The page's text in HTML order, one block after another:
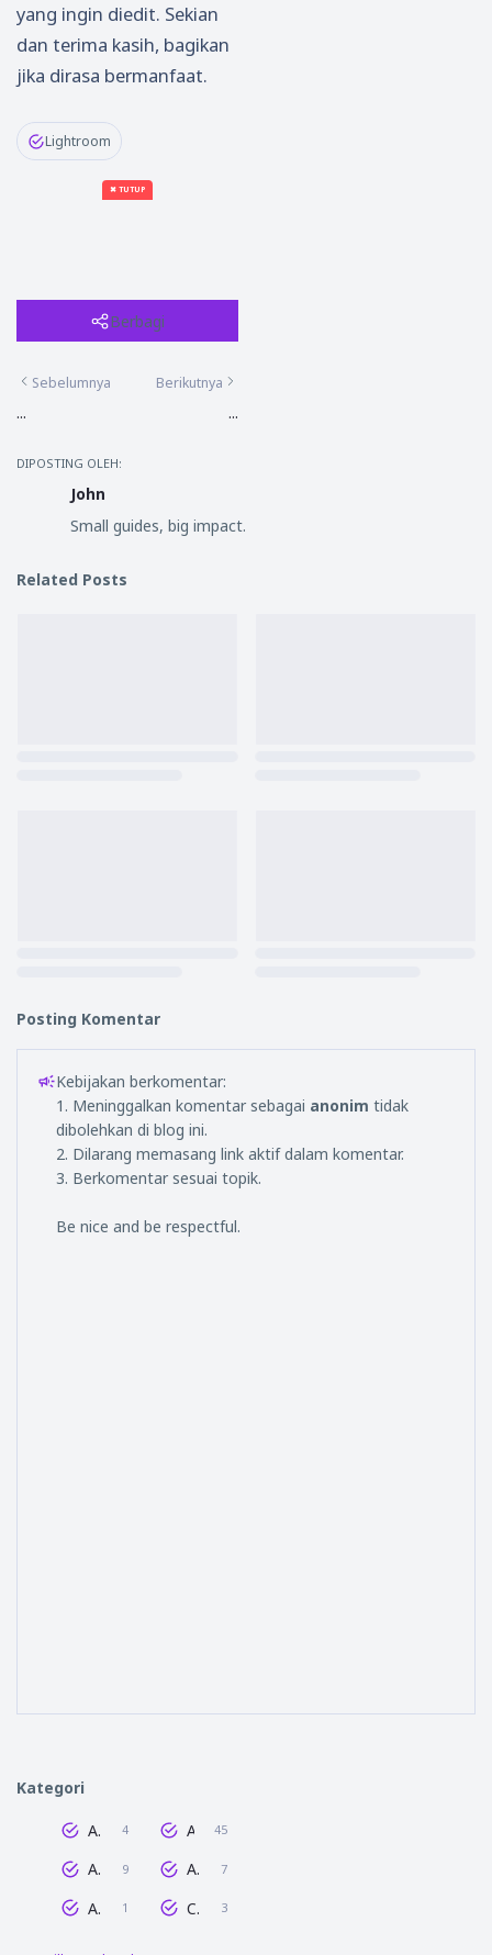
yang ingin diedit. Sekian
dan terima kasih, bagikan
jika dirasa bermanfaat.
Lightroom
✖ TUTUP
Berbagi
Sebelumnya
...
Berikutnya
...
DIPOSTING OLEH:
John
Small guides, big impact.
Related Posts
Posting Komentar
Kebijakan berkomentar:
1. Meninggalkan komentar sebagai anonim tidak
dibolehkan di blog ini.
2. Dilarang memasang link aktif dalam komentar.
3. Berkomentar sesuai topik.
Be nice and be respectful.
Kategori
AdSense 4 45
Anime 9 Artis 7
Audio 1 Cerita 3